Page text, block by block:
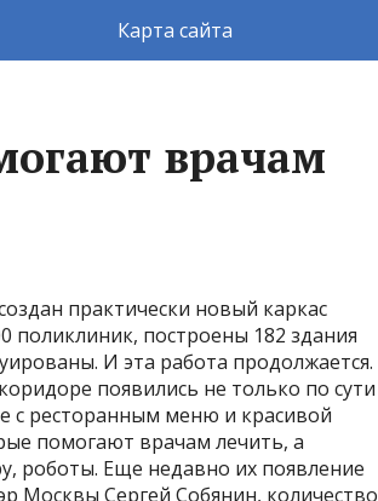
Карта сайта
врачам
практически новый каркас
построены 182 здания
И эта работа продолжается.
появились не только по сути
с ресторанным меню и красивой
помогают врачам лечить, а
роботы. Еще недавно их появление
Москвы Сергей Собянин, количество